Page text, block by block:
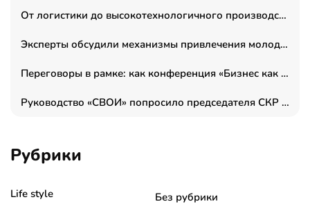
От логистики до высокотехнологичного производства: как основатель “гагаринга” выстраивает экосистему безопасности и гражданских БПЛА
Эксперты обсудили механизмы привлечения молодых специалистов в промышленные города
Переговоры в рамке: как конференция «Бизнес как искусство» переформатирует деловой этикет в стенах ТПП РФ
Руководство «СВОИ» попросило председателя СКР дать правовую оценку обысков в тыловом штабе
Рубрики
Life style Без рубрики